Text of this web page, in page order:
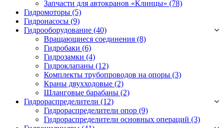
Запчасти для автокранов «Клинцы» (78)
Гидромоторы (5)
Гидронасосы (9)
Гидрооборудование (40)
Вращающиеся соединения (8)
Гидробаки (6)
Гидрозамки (4)
Гидроклапаны (12)
Комплекты трубопроводов на опоры (3)
Краны двухходовые (2)
Шланговые барабаны (2)
Гидрораспределители (12)
Гидрораспределители опор (9)
Гидрораспределители основных операций (3)